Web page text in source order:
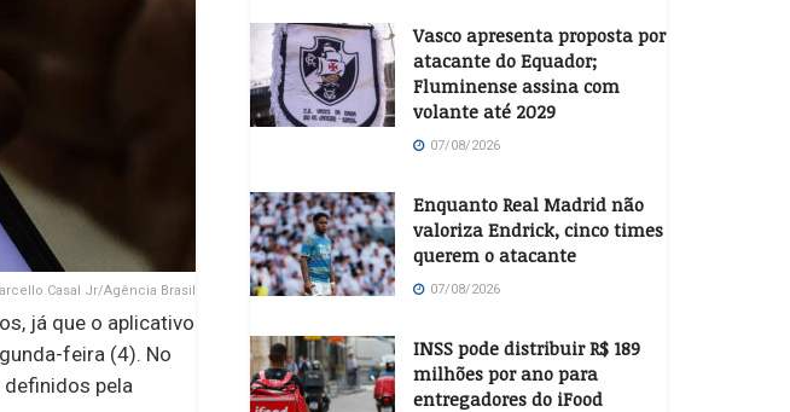
Casal Jr/Agência Brasil
já que o aplicativo
feira (4). No
pela
Vasco apresenta proposta por
atacante do Equador;
Fluminense assina com
volante até 2029
07/08/2026
Enquanto Real Madrid não
valoriza Endrick, cinco times
querem o atacante
07/08/2026
INSS pode distribuir R$ 189
milhões por ano para
entregadores do iFood